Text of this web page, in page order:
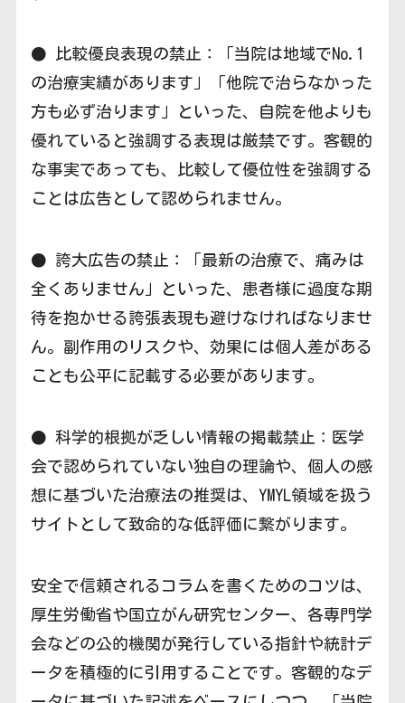
● 比較優良表現の禁止：「当院は地域でNo.1
の治療実績があります」「他院で治らなかった
方も必ず治ります」といった、自院を他よりも
優れていると強調する表現は厳禁です。客観的
な事実であっても、比較して優位性を強調する
ことは広告として認められません。
● 誇大広告の禁止：「最新の治療で、痛みは
全くありません」といった、患者様に過度な期
待を抱かせる誇張表現も避けなければなりませ
ん。副作用のリスクや、効果には個人差がある
ことも公平に記載する必要があります。
● 科学的根拠が乏しい情報の掲載禁止：医学
会で認められていない独自の理論や、個人の感
想に基づいた治療法の推奨は、YMYL領域を扱う
サイトとして致命的な低評価に繋がります。
安全で信頼されるコラムを書くためのコツは、
厚生労働省や国立がん研究センター、各専門学
会などの公的機関が発行している指針や統計デ
ータを積極的に引用することです。客観的なデ